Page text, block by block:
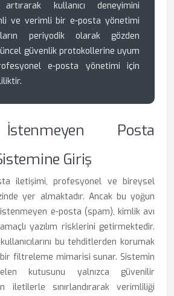
artırarak kullanıcı deneyimini
ve verimli bir e-posta yönetimi
periyodik olarak gözden
güvenlik protokollerine uyum
e-posta yönetimi için
Posta
Giriş
iletişimi, profesyonel ve bireysel
yer almaktadır. Ancak bu yoğun
e-posta (spam), kimlik avı
yazılım risklerini getirmektedir.
bu tehditlerden korumak
bir filtreleme mimarisi sunar. Sistemin
kutusunu yalnızca güvenilir
iletilerle sınırlandırarak verimliliği